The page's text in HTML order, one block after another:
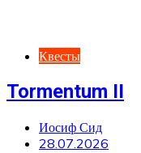
Квесты
Tormentum II
Иосиф Сид
28.07.2026